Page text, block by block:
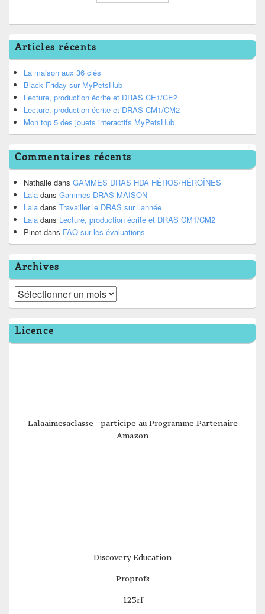
Articles récents
La maison aux 36 clés
Black Friday sur MyPetsHub
Lecture, production écrite et DRAS CE1/CE2
Lecture, production écrite et DRAS CM1/CM2
Mon top 5 des jouets interactifs MyPetsHub
Commentaires récents
Nathalie dans GAMMES DRAS HDA HÉROS/HÉROÏNES
Lala dans Gammes DRAS MAISON
Lala dans Travailler le DRAS sur l’année
Lala dans Lecture, production écrite et DRAS CM1/CM2
Pinot dans FAQ sur les évaluations
Archives
Archives
Licence
Lalaaimesaclasse participe au Programme Partenaire
Amazon
Discovery Education
Proprofs
123rf